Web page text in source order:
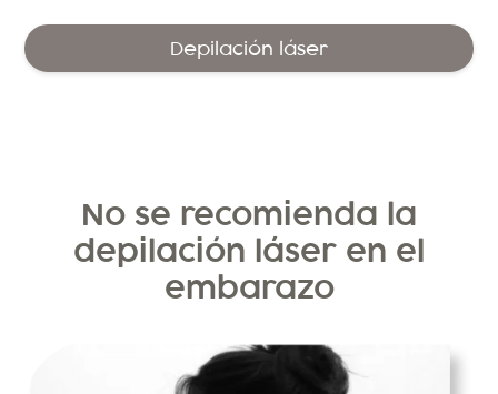
Depilación láser
No se recomienda la
depilación láser en el
embarazo